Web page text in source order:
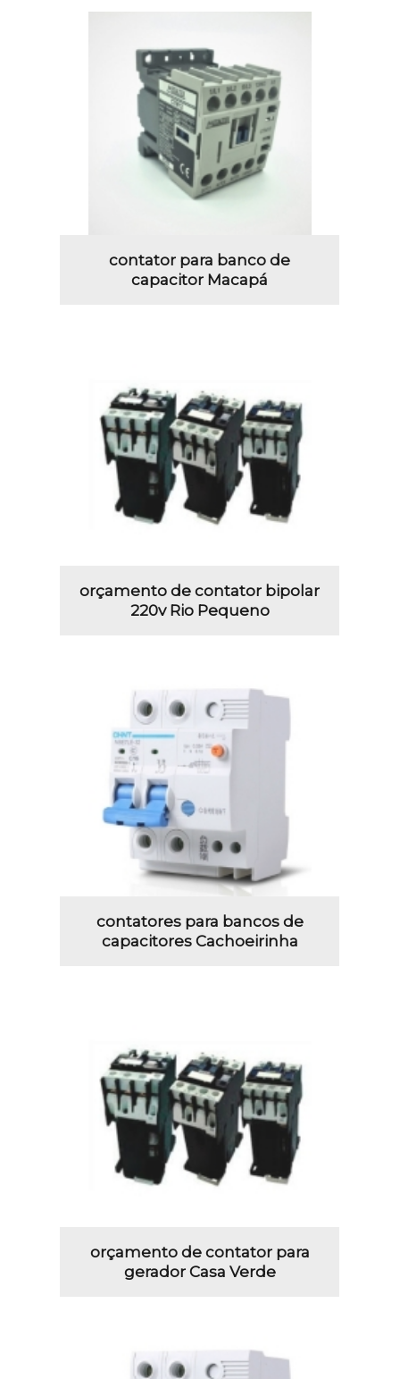
contator para banco de
capacitor Macapá
orçamento de contator bipolar
220v Rio Pequeno
contatores para bancos de
capacitores Cachoeirinha
orçamento de contator para
gerador Casa Verde